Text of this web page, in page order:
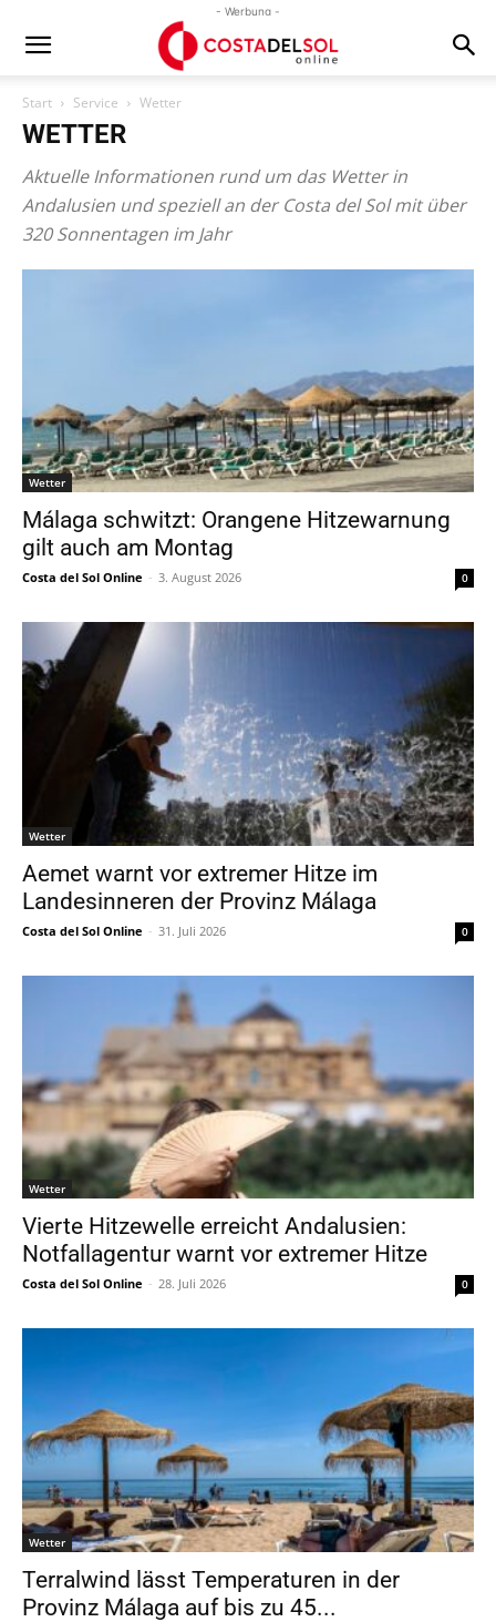
- Werbung -
Start Service Wetter
WETTER
Aktuelle Informationen rund um das Wetter in
Andalusien und speziell an der Costa del Sol mit über
320 Sonnentagen im Jahr
Wetter
Málaga schwitzt: Orangene Hitzewarnung
gilt auch am Montag
Costa del Sol Online - 3. August 2026 0
Wetter
Aemet warnt vor extremer Hitze im
Landesinneren der Provinz Málaga
Costa del Sol Online - 31. Juli 2026 0
Wetter
Vierte Hitzewelle erreicht Andalusien:
Notfallagentur warnt vor extremer Hitze
Costa del Sol Online - 28. Juli 2026 0
Wetter
Terralwind lässt Temperaturen in der
Provinz Málaga auf bis zu 45...